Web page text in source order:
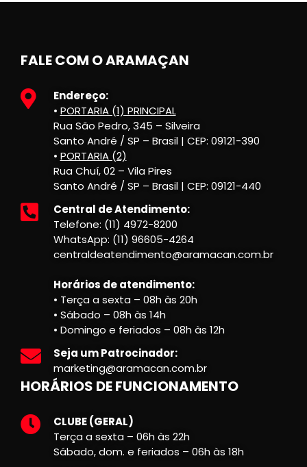
FALE COM O ARAMAÇAN
Endereço:
• PORTARIA (1) PRINCIPAL
Rua São Pedro, 345 – Silveira
Santo André / SP – Brasil | CEP: 09121-390
• PORTARIA (2)
Rua Chuí, 02 – Vila Pires
Santo André / SP – Brasil | CEP: 09121-440
Central de Atendimento:
Telefone: (11) 4972-8200
WhatsApp: (11) 96605-4264
centraldeatendimento@aramacan.com.br
Horários de atendimento:
• Terça a sexta – 08h às 20h
• Sábado – 08h às 14h
• Domingo e feriados – 08h às 12h
Seja um Patrocinador:
marketing@aramacan.com.br
HORÁRIOS DE FUNCIONAMENTO
CLUBE (GERAL)
Terça a sexta – 06h às 22h
Sábado, dom. e feriados – 06h às 18h